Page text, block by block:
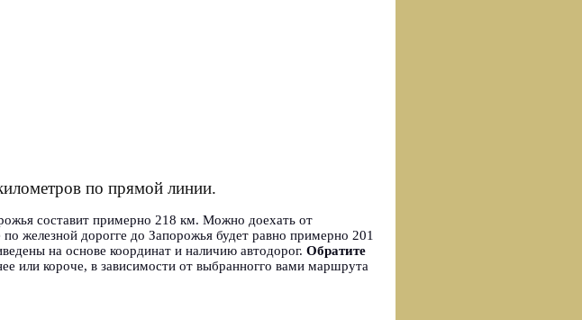
по прямой линии.
составит примерно 218 км. Можно доехать от
железной дорогге до Запорожья будет равно примерно 201
на основе координат и наличию автодорог. Обратите
или короче, в зависимости от выбранногго вами маршрута